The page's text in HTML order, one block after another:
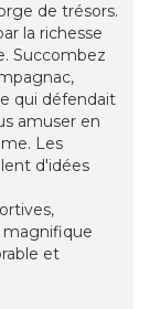
de trésors.
la richesse
Succombez
qui défendait
amuser en
Les
d'idées
magnifique
et